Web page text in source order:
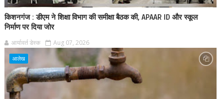
किशनगंज : डीएम ने शिक्षा विभाग की समीक्षा बैठक की, APAAR ID और स्कूल
निर्माण पर दिया जोर
आर्यावर्त डेस्क Aug 07, 2026
आलेख